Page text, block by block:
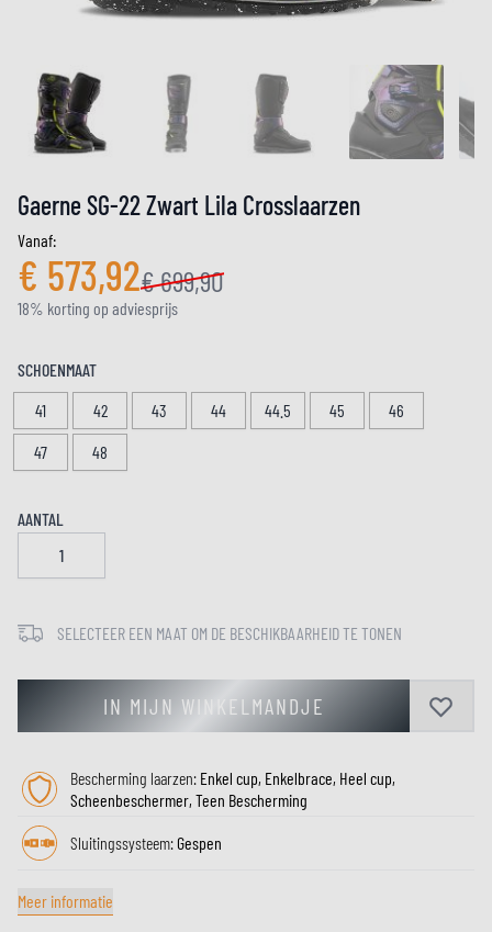
Gaerne SG-22 Zwart Lila Crosslaarzen
Vanaf:
€ 573,92€ 699,90
18% korting op adviesprijs
SCHOENMAAT
41
42 43 44 44.5 45
46
47
48
AANTAL
SELECTEER EEN MAAT OM DE BESCHIKBAARHEID TE TONEN
IN MIJN WINKELMANDJE
Bescherming laarzen: Enkel cup, Enkelbrace, Heel cup,
Scheenbeschermer, Teen Bescherming
Sluitingssysteem:Gespen
Meer informatie